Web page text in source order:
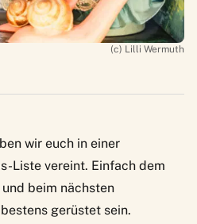
(c) Lilli Wermuth
wir euch in einer
Liste vereint. Einfach dem
beim nächsten
gerüstet sein.